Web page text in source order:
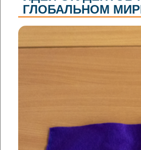
ГЛОБАЛЬНОМ